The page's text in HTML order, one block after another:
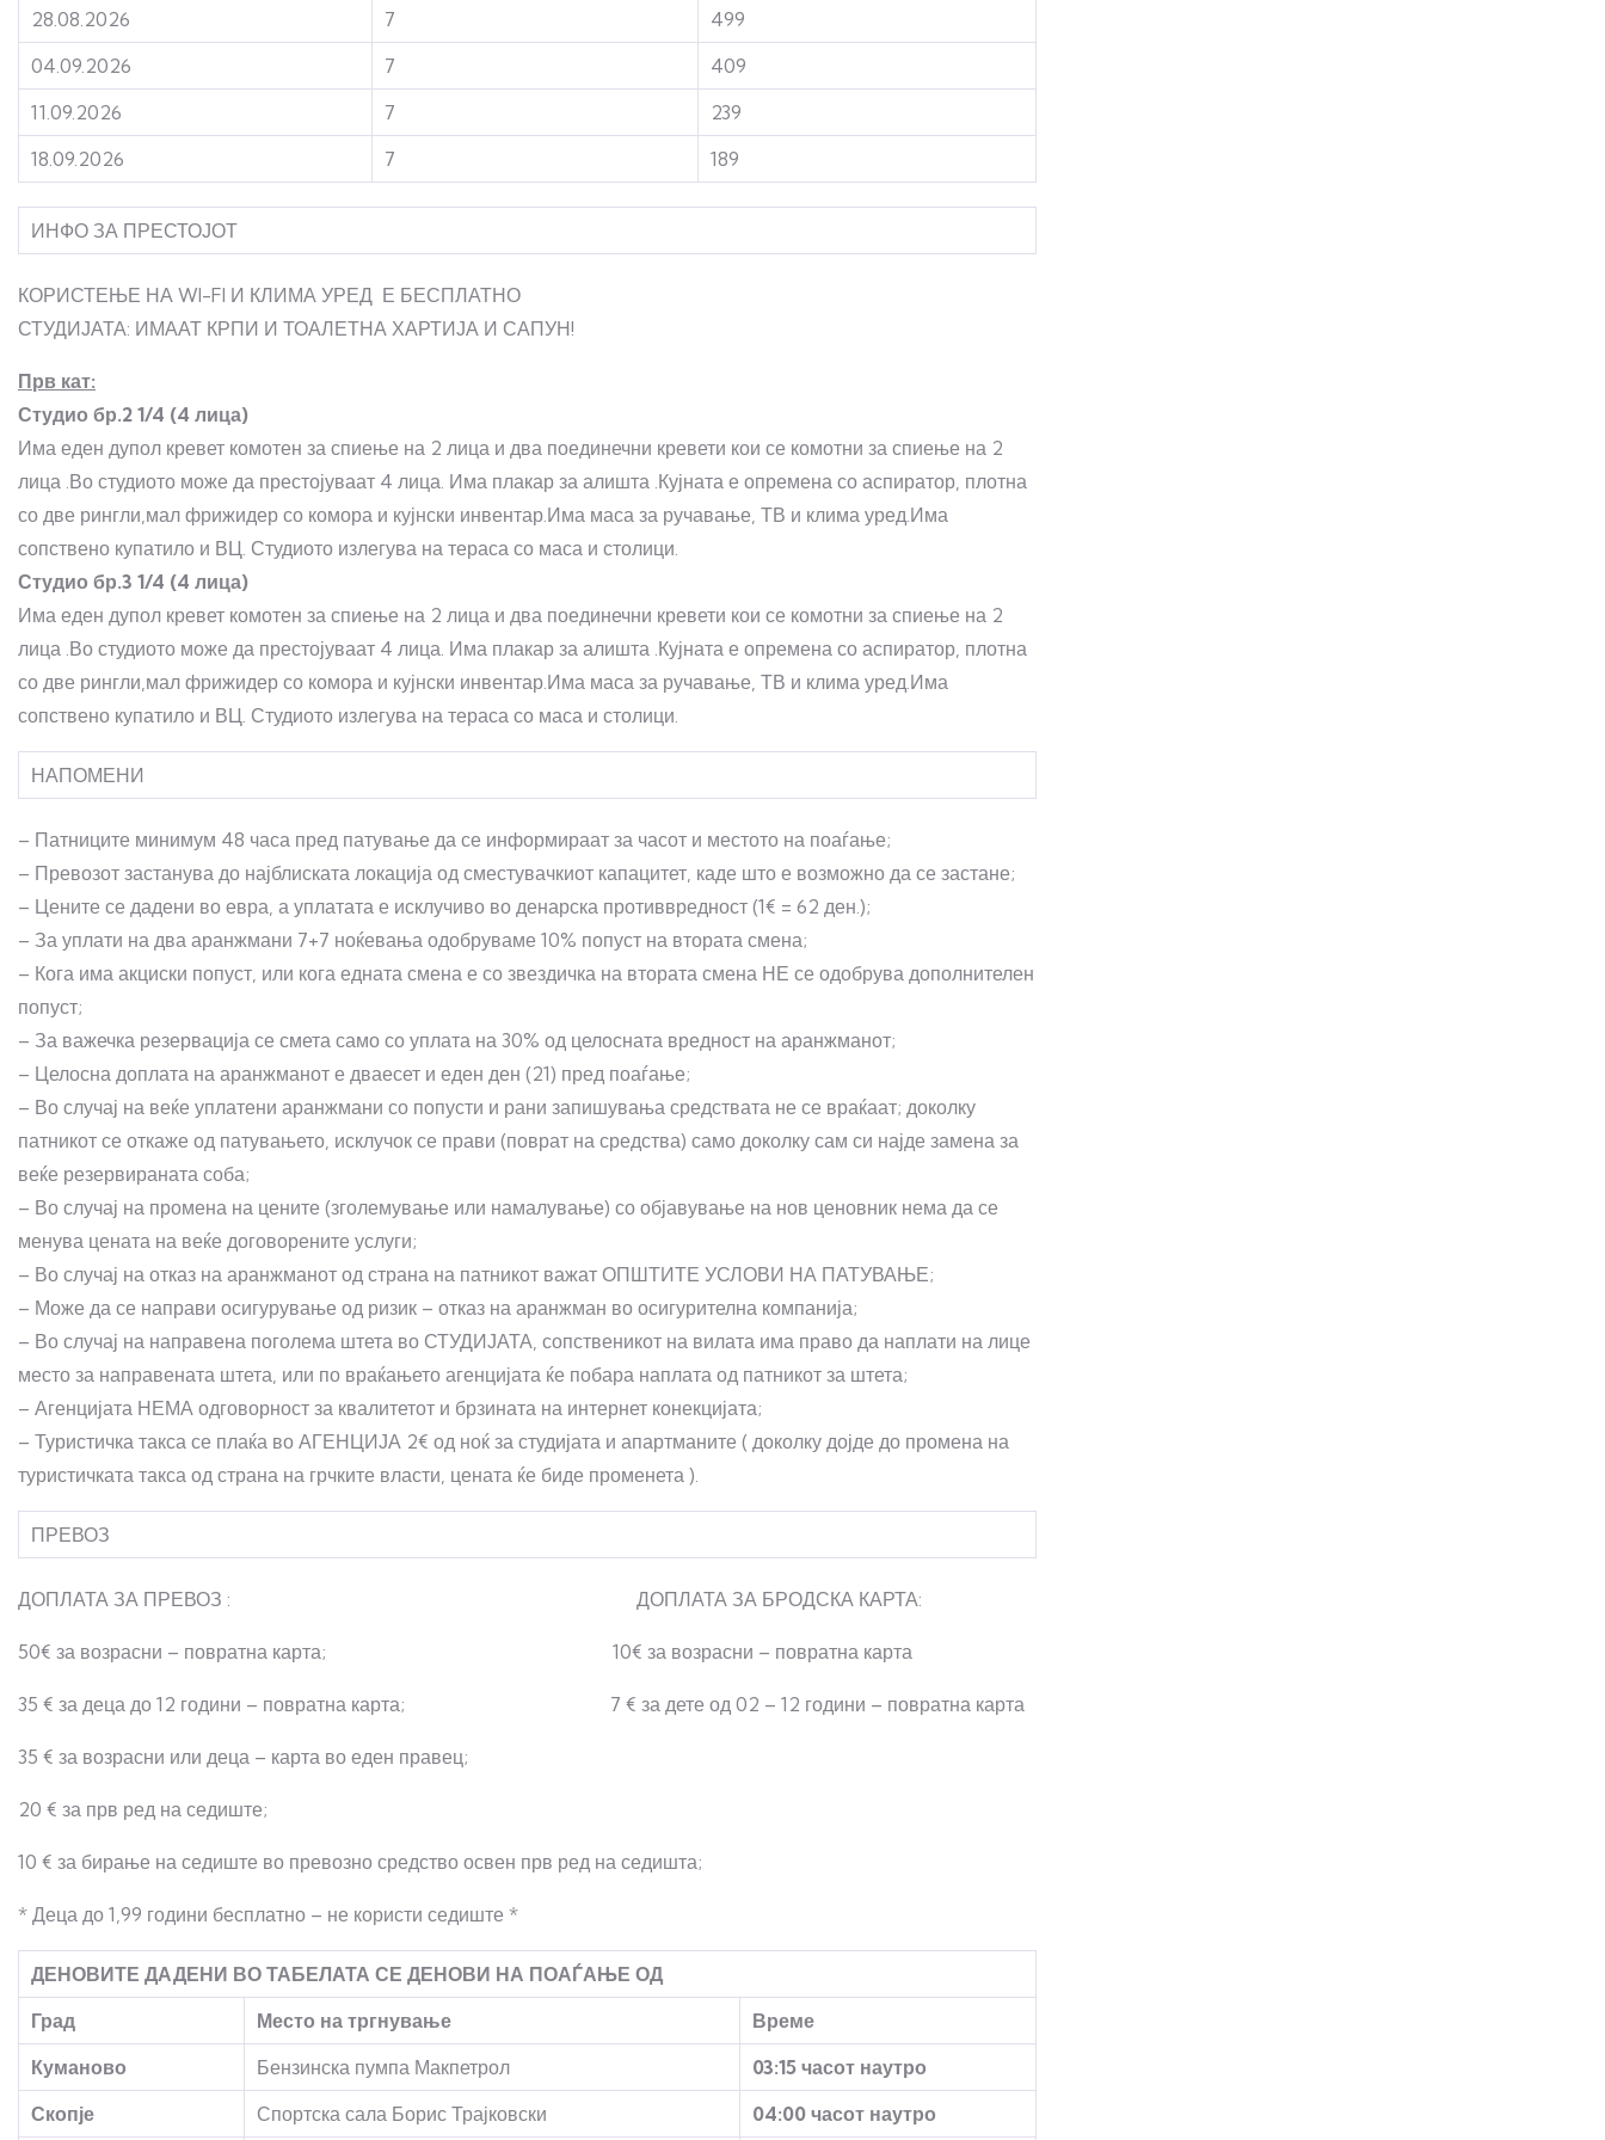
28.08.2026 7
499
04.09.2026
7
409
11.09.2026
7
239
18.09.2026
7 189
ИНФО ЗА ПРЕСТОЈОТ
КОРИСТЕЊЕ НА WI-FI И КЛИМА УРЕД Е БЕСПЛАТНО
СТУДИЈАТА: ИМААТ КРПИ И ТОАЛЕТНА ХАРТИЈА И САПУН!
Прв кат:
Студио бр.2 1/4 (4 лица)
Има еден дупол кревет комотен за спиење на 2 лица и два поединечни кревети кои се комотни за спиење на 2
лица .Во студиото може да престојуваат 4 лица. Има плакар за алишта .Кујната е опремена со аспиратор, плотна
со две рингли,мал фрижидер со комора и кујнски инвентар.Има маса за ручавање, ТВ и клима уред.Има
сопствено купатило и ВЦ. Студиото излегува на тераса со маса и столици.
Студио бр.3 1/4 (4 лица)
Има еден дупол кревет комотен за спиење на 2 лица и два поединечни кревети кои се комотни за спиење на 2
лица .Во студиото може да престојуваат 4 лица. Има плакар за алишта .Кујната е опремена со аспиратор, плотна
со две рингли,мал фрижидер со комора и кујнски инвентар.Има маса за ручавање, ТВ и клима уред.Има
сопствено купатило и ВЦ. Студиото излегува на тераса со маса и столици.
НАПОМЕНИ
– Патниците минимум 48 часа пред патување да се информираат за часот и местото на поаѓање;
– Превозот застанува до најблиската локација од сместувачкиот капацитет, каде што е возможно да се застане;
– Цените се дадени во евра, а уплатата е исклучиво во денарска противвредност (1€ = 62 ден.);
– За уплати на два аранжмани 7+7 ноќевања одобруваме 10% попуст на втората смена;
– Кога има акциски попуст, или кога едната смена е со звездичка на втората смена НЕ се одобрува дополнителен
попуст;
– За важечка резервација се смета само со уплата на 30% од целосната вредност на аранжманот;
– Целосна доплата на аранжманот е дваесет и еден ден (21) пред поаѓање;
– Во случај на веќе уплатени аранжмани со попусти и рани запишувања средствата не се враќаат; доколку
патникот се откаже од патувањето, исклучок се прави (поврат на средства) само доколку сам си најде замена за
веќе резервираната соба;
– Во случај на промена на цените (зголемување или намалување) со објавување на нов ценовник нема да се
менува цената на веќе договорените услуги;
– Во случај на отказ на аранжманот од страна на патникот важат ОПШТИТЕ УСЛОВИ НА ПАТУВАЊЕ;
– Може да се направи осигурување од ризик – отказ на аранжман во осигурителна компанија;
– Во случај на направена поголема штета во СТУДИЈАТА, сопственикот на вилата има право да наплати на лице
место за направената штета, или по враќањето агенцијата ќе побара наплата од патникот за штета;
– Агенцијата НЕМА одговорност за квалитетот и брзината на интернет конекцијата;
– Туристичка такса се плаќа во АГЕНЦИЈА 2€ од ноќ за студијата и апартманите ( доколку дојде до промена на
туристичката такса од страна на грчките власти, цената ќе биде променета ).
ПРЕВОЗ
ДОПЛАТА ЗА ПРЕВОЗ : ДОПЛАТА ЗА БРОДСКА КАРТА:
50€ за возрасни – повратна карта; 10€ за возрасни – повратна карта
35 € за деца до 12 години – повратна карта; 7 € за дете од 02 – 12 години – повратна карта
35 € за возрасни или деца – карта во еден правец;
20 € за прв ред на седиште;
10 € за бирање на седиште во превозно средство освен прв ред на седишта;
* Деца до 1,99 години бесплатно – не користи седиште *
ДЕНОВИТЕ ДАДЕНИ ВО ТАБЕЛАТА СЕ ДЕНОВИ НА ПОАЃАЊЕ ОД
Град
Место на тргнување
Време
Куманово
Бензинска пумпа Макпетрол 03:15 часот наутро
Скопје
Спортска сала Борис Трајковски 04:00 часот наутро